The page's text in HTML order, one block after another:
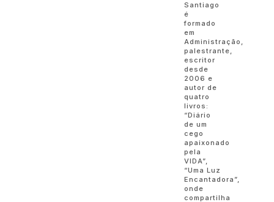
Santiago
é
formado
em
Administração,
palestrante,
escritor
desde
2006 e
autor de
quatro
livros:
“Diário
de um
cego
apaixonado
pela
VIDA”,
“Uma Luz
Encantadora”,
onde
compartilha